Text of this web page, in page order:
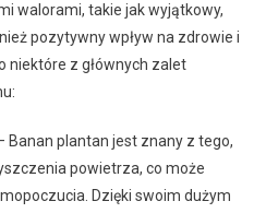
walorami, takie jak wyjątkowy,
pozytywny wpływ na zdrowie i
niektóre z głównych zalet
Banan plantan jest znany z tego,
powietrza, co może
Dzięki swoim dużym